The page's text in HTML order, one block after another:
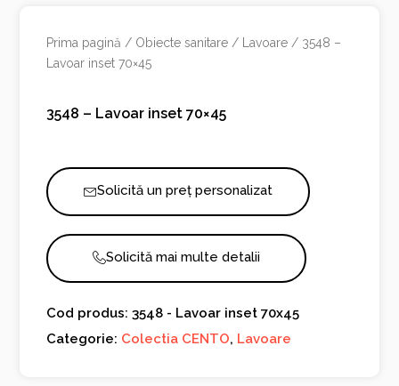
Prima pagină / Obiecte sanitare / Lavoare / 3548 –
Lavoar inset 70×45
3548 – Lavoar inset 70×45
Solicită un preț personalizat
Solicită mai multe detalii
Cod produs: 3548 - Lavoar inset 70x45
Categorie: Colectia CENTO, Lavoare